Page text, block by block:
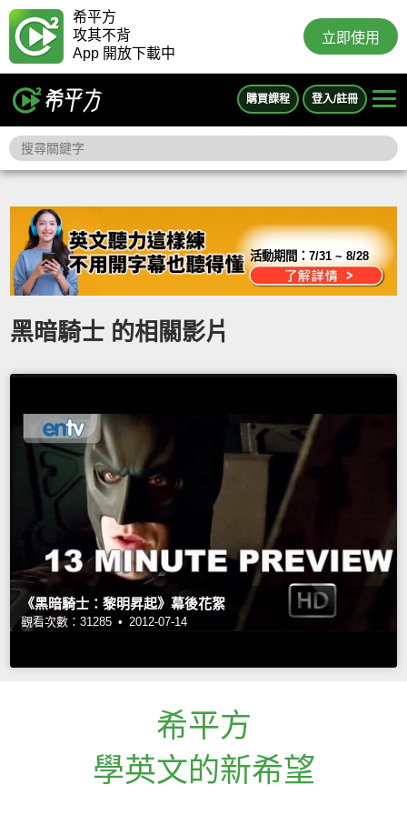
希平方
攻其不背
App 開放下載中
立即使用
購買課程 登入/註冊
活動期間：7/31 ~ 8/28
黑暗騎士 的相關影片
《黑暗騎士：黎明昇起》幕後花絮
觀看次數：31285 • 2012-07-14
希平方
學英文的新希望